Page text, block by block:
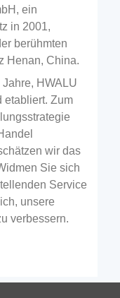
ein
in 2001,
berühmten
Henan, China.
HWALU
etabliert. Zum
wir das
Sie sich
Service
unsere
verbessern.